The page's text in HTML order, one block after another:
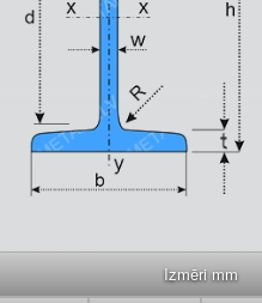
Izmēri mm